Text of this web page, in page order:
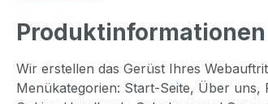
Wir erstellen das Gerüst Ihres
Menükategorien: Start-Seite, Über